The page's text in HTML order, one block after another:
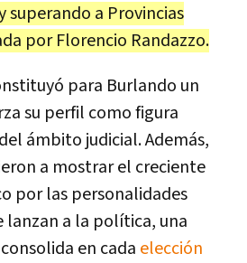
superando a Provincias
por Florencio Randazzo.
para Burlando un
su perfil como figura
ámbito judicial. Además,
a mostrar el creciente
por las personalidades
lanzan a la política, una
en cada elección